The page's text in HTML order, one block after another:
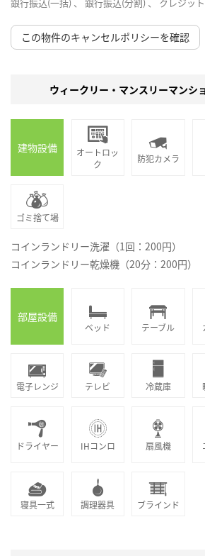
この物件のキャンセルポリシーを確認
ウィークリー・マンスリーマンシ
建物設備
オートロッ
ク
防犯カメラ
ゴミ捨て場
コインランドリー洗濯（1回：200円）
コインランドリー乾燥機（20分：200円）
部屋設備
ベッド テーブル
電子レンジ テレビ 冷蔵庫
ドライヤー IHコンロ 扇風機
寝具一式 調理器具 ブラインド